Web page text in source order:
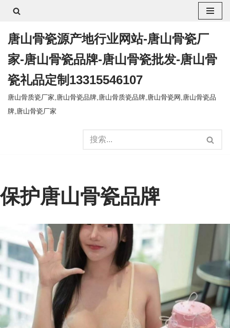
至
正
唐山骨瓷源产地行业网站-唐山骨瓷厂
家-唐山骨瓷品牌-唐山骨瓷批发-唐山骨
瓷礼品定制13315546107
唐山骨质瓷厂家,唐山骨瓷品牌,唐山骨质瓷品牌,唐山骨瓷网,唐山骨瓷品
牌,唐山骨瓷厂家
保护唐山骨瓷品牌